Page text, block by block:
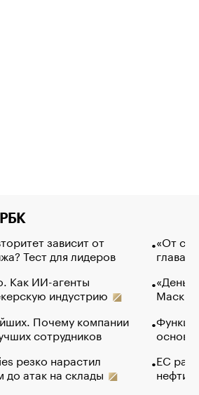
зависит от
Тест для лидеров
Как ИИ-агенты
индустрию
Почему компании
сотрудников
резко нарастил
до атак на склады
«От
глава
Маск в
основ
ЕС
нефти